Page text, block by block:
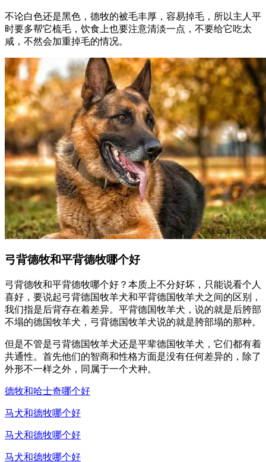
不论白色还是黑色，德牧的被毛丰厚，容易掉毛，所以主人平
时要多帮它梳毛，饮食上也要注意清淡一点，不要给它吃太
咸，不然会加重掉毛的情况。
弓背德牧和平背德牧哪个好
弓背德牧和平背德牧哪个好？本质上不分好坏，只能说看个人
喜好，要说起弓背德国牧羊犬和平背德国牧羊犬之间的区别，
我们指是后背存在着差异。平背德国牧羊犬，说的就是后胯部
不塌的德国牧羊犬，弓背德国牧羊犬说的就是胯部塌的那种。
但是不管是弓背德国牧羊犬还是平辈德国牧羊犬，它们都有着
共通性。首先他们的智商和性格方面是没有任何差异的，除了
外形不一样之外，同属于一个犬种。
德牧和哈士奇哪个好
马犬和德牧哪个好
马犬和德牧哪个好
马犬和德牧哪个好